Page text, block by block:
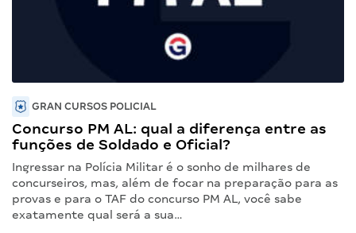
GRAN CURSOS POLICIAL
Concurso PM AL: qual a diferença entre as
funções de Soldado e Oficial?
Ingressar na Polícia Militar é o sonho de milhares de
concurseiros, mas, além de focar na preparação para as
provas e para o TAF do concurso PM AL, você sabe
exatamente qual será a sua…